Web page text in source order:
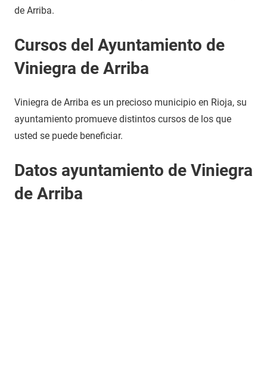
de Arriba.
Cursos del Ayuntamiento de
Viniegra de Arriba
Viniegra de Arriba es un precioso municipio en Rioja, su
ayuntamiento promueve distintos cursos de los que
usted se puede beneficiar.
Datos ayuntamiento de Viniegra
de Arriba